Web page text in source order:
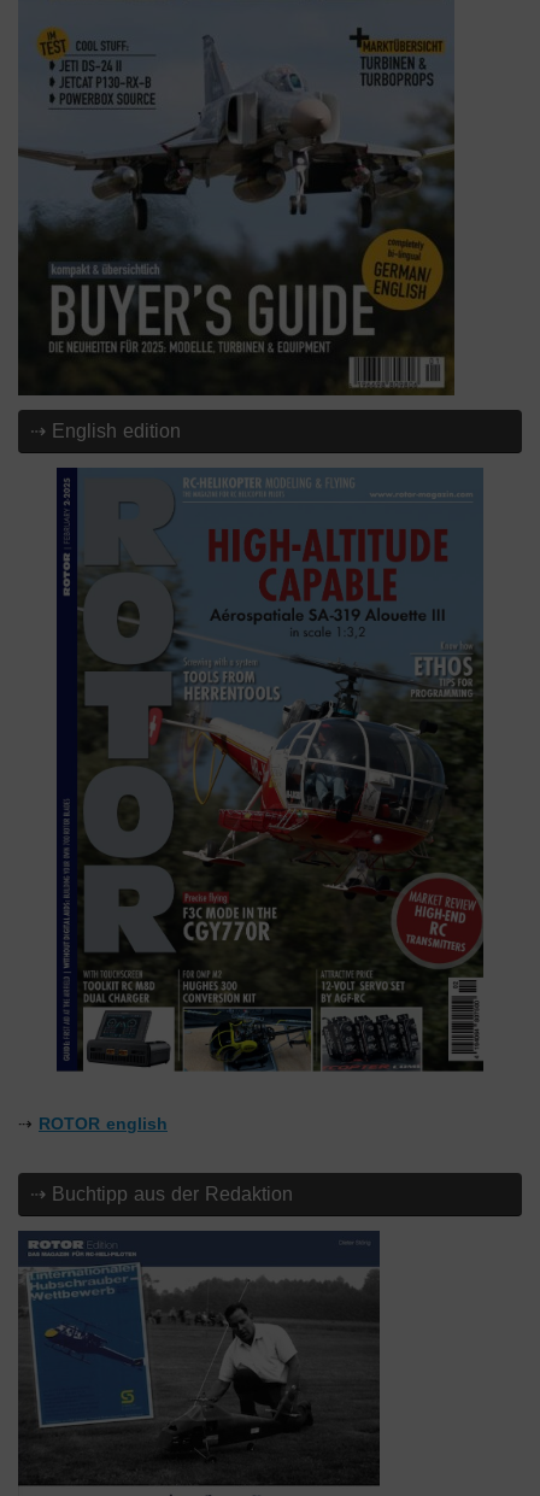
⇢ English edition
⇢ ROTOR english
⇢ Buchtipp aus der Redaktion